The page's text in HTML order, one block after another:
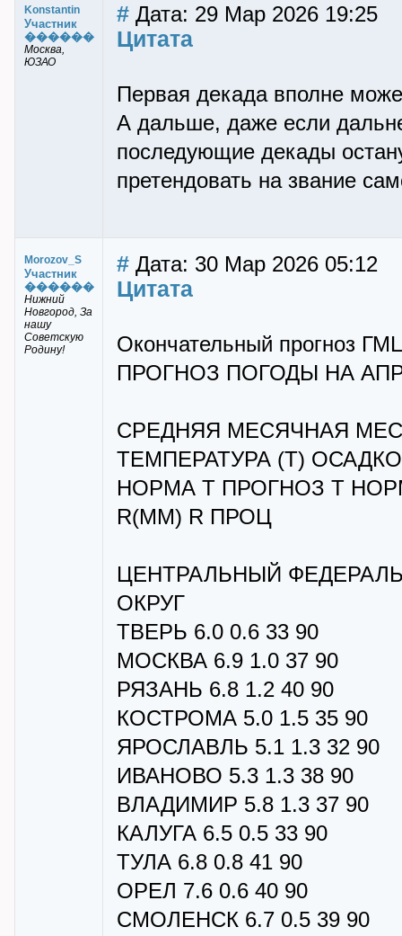
Konstantin
Участник
������
Москва,
ЮЗАО
# Дата: 29 Мар 2026 19:25
Цитата
Первая декада вполне
А дальше, даже если
последующие декады
претендовать на звание
Morozov_S
Участник
������
Нижний
Новгород, За
нашу
Советскую
Родину!
# Дата: 30 Мар 2026 05:12
Цитата
Окончательный прогноз
ПРОГНОЗ ПОГОДЫ НА
СРЕДНЯЯ МЕСЯЧНАЯ
ТЕМПЕРАТУРА (Т)
НОРМА Т ПРОГНОЗ Т
R(MM) R ПРОЦ
ЦЕНТРАЛЬНЫЙ
ОКРУГ
ТВЕРЬ 6.0 0.6 33 90
МОСКВА 6.9 1.0 37 90
РЯЗАНЬ 6.8 1.2 40 90
КОСТРОМА 5.0 1.5 35 90
ЯРОСЛАВЛЬ 5.1 1.3 32 90
ИВАНОВО 5.3 1.3 38 90
ВЛАДИМИР 5.8 1.3 37 90
КАЛУГА 6.5 0.5 33 90
ТУЛА 6.8 0.8 41 90
ОРЕЛ 7.6 0.6 40 90
СМОЛЕНСК 6.7 0.5 39 90